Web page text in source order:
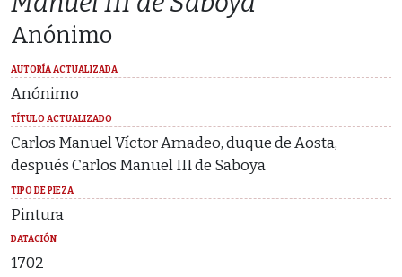
Anónimo
AUTORÍA ACTUALIZADA
Anónimo
TÍTULO ACTUALIZADO
Carlos Manuel Víctor Amadeo, duque de Aosta,
después Carlos Manuel III de Saboya
TIPO DE PIEZA
Pintura
DATACIÓN
1702